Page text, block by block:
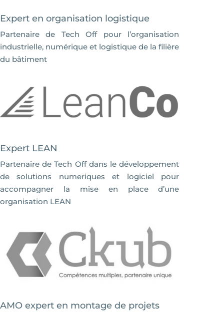
Expert en organisation logistique
Partenaire de Tech Off pour l’organisation
industrielle, numérique et logistique de la filière
du bâtiment
Expert LEAN
Partenaire de Tech Off dans le développement
de solutions numeriques et logiciel pour
accompagner la mise en place d’une
organisation LEAN
AMO expert en montage de projets